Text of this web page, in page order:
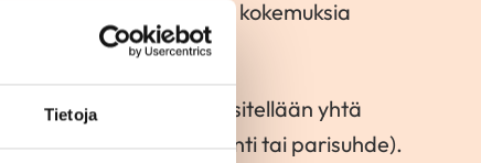
Tietoja
olevia ja jakamaan kokemuksia
kautta.
kursseja, joissa käsitellään yhtä
mielenhyvinvointi tai parisuhde).